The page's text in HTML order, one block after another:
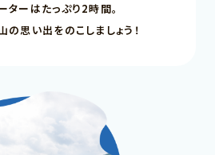
ターはたっぷり2時間。
思い出をのこしましょう！